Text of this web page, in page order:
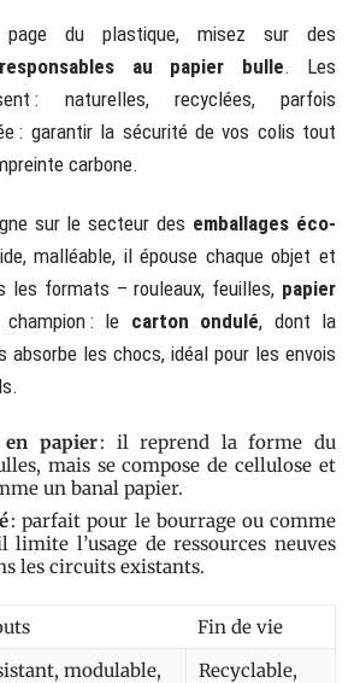
du plastique, misez sur des
au papier bulle. Les
: naturelles, recyclées, parfois
: garantir la sécurité de vos colis tout
carbone.
sur le secteur des emballages éco-
malléable, il épouse chaque objet et
les formats – rouleaux, feuilles, papier
: le carton ondulé, dont la
absorbe les chocs, idéal pour les envois
papier: il reprend la forme du
mais se compose de cellulose et
un banal papier.
: parfait pour le bourrage ou comme
l’usage de ressources neuves
les circuits existants.
Fin de vie
modulable, Recyclable,